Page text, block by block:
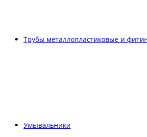
Трубы металлопластиковые и
Умывальники